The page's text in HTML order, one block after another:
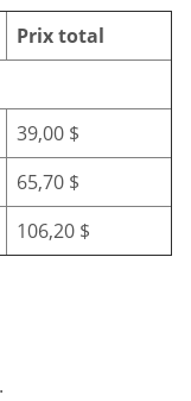
Prix total
39,00 $
65,70 $
106,20 $